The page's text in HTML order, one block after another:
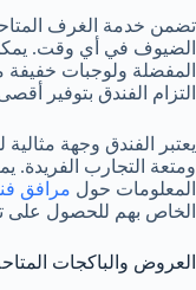
تضمن خدمة الغرف
الضيوف في أي وقت. يمكن
المفضلة ولوجبات
التزام الفندق بتوفير
يعتبر الفندق وجهة
ومتعة التجارب الفريدة.
المعلومات حول مرافق
الخاص بهم للحصول على
العروض والباكجات